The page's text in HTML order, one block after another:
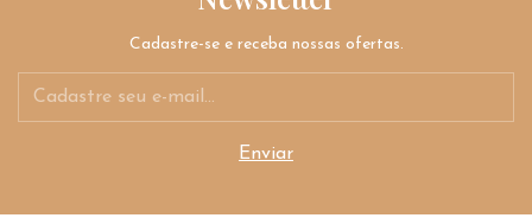
Cadastre-se e receba nossas ofertas.